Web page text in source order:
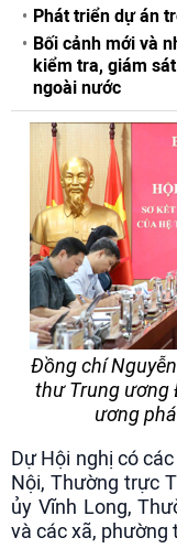
Phát triển dự án
Bối cảnh mới và
kiểm tra, giám
ngoài nước
Đồng chí
thư Trung ương
ương
Dự Hội nghị có
Nội, Thường trực
ủy Vĩnh Long,
và các xã, phường